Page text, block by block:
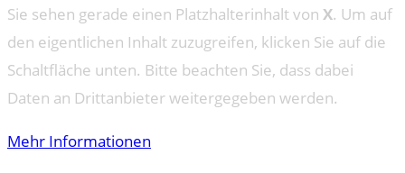
Sie sehen gerade einen Platzhalterinhalt von X. Um auf
den eigentlichen Inhalt zuzugreifen, klicken Sie auf die
Schaltfläche unten. Bitte beachten Sie, dass dabei
Daten an Drittanbieter weitergegeben werden.
Mehr Informationen